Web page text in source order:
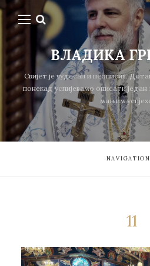
ВЛАДИКА
Свијет је чудесан и неописив.
понекад успијевамо описати
мањим
NAVIGATION
11